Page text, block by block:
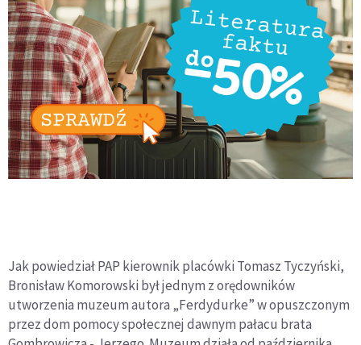
Jak powiedział PAP kierownik placówki Tomasz Tyczyński,
Bronisław Komorowski był jednym z orędowników
utworzenia muzeum autora „Ferdydurke” w opuszczonym
przez dom pomocy społecznej dawnym pałacu brata